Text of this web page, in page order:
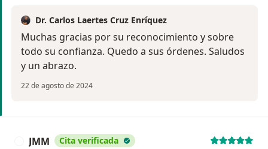
Dr. Carlos Laertes Cruz Enríquez
Muchas gracias por su reconocimiento y sobre
todo su confianza. Quedo a sus órdenes. Saludos
y un abrazo.
22 de agosto de 2024
JMM Cita verificada